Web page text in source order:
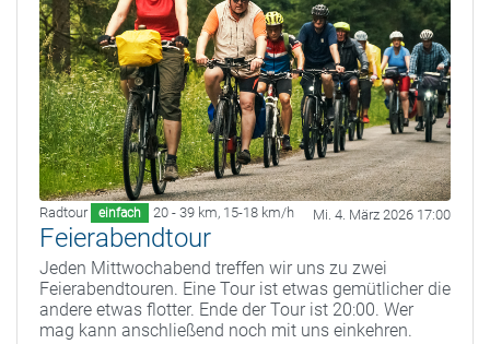
Radtour einfach 20 - 39 km, 15-18 km/h Mi. 4. März 2026 17:00
Feierabendtour
Jeden Mittwochabend treffen wir uns zu zwei
Feierabendtouren. Eine Tour ist etwas gemütlicher die
andere etwas flotter. Ende der Tour ist 20:00. Wer
mag kann anschließend noch mit uns einkehren.